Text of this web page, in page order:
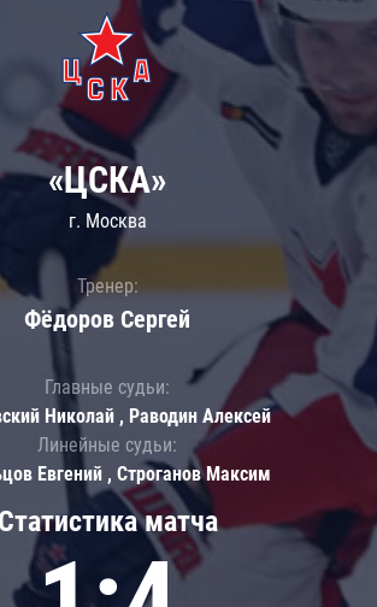
Статистика матча
«ЦСКА»
г. Москва
Тренер:
Фёдоров Сергей
Главные судьи:
Николай , Раводин Алексей
Линейные судьи:
Евгений , Строганов Максим